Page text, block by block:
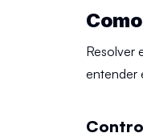
Resolver
entender